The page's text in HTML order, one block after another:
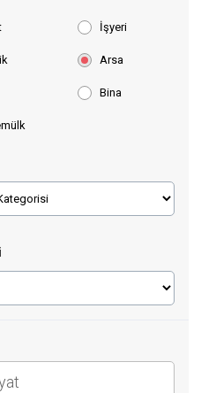
İşyeri
Arsa
Bina